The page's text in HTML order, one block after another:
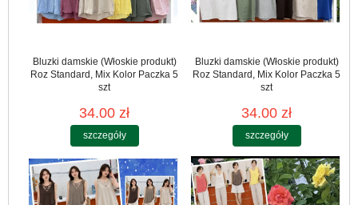
Bluzki damskie (Włoskie produkt)
Roz Standard, Mix Kolor Paczka 5
szt
34.00 zł
szczegóły
Bluzki damskie (Włoskie produkt)
Roz Standard, Mix Kolor Paczka 5
szt
34.00 zł
szczegóły